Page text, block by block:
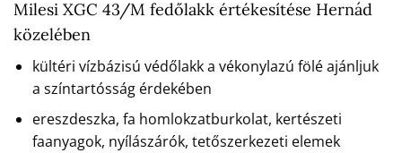
Milesi XGC 43/M fedőlakk értékesítése Hernád
közelében
kültéri vízbázisú védőlakk a vékonylazú fölé ajánljuk
a színtartósság érdekében
ereszdeszka, fa homlokzatburkolat, kertészeti
faanyagok, nyílászárók, tetőszerkezeti elemek